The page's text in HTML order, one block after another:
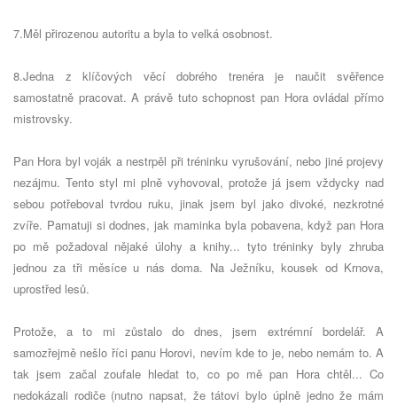
7.Měl přirozenou autoritu a byla to velká osobnost.
8.Jedna z klíčových věcí dobrého trenéra je naučit svěřence
samostatně pracovat. A právě tuto schopnost pan Hora ovládal přímo
mistrovsky.
Pan Hora byl voják a nestrpěl při tréninku vyrušování, nebo jiné projevy
nezájmu. Tento styl mi plně vyhovoval, protože já jsem vždycky nad
sebou potřeboval tvrdou ruku, jinak jsem byl jako divoké, nezkrotné
zvíře. Pamatuji si dodnes, jak maminka byla pobavena, když pan Hora
po mě požadoval nějaké úlohy a knihy... tyto tréninky byly zhruba
jednou za tři měsíce u nás doma. Na Ježníku, kousek od Krnova,
uprostřed lesů.
Protože, a to mi zůstalo do dnes, jsem extrémní bordelář. A
samozřejmě nešlo říci panu Horovi, nevím kde to je, nebo nemám to. A
tak jsem začal zoufale hledat to, co po mě pan Hora chtěl... Co
nedokázali rodiče (nutno napsat, že tátovi bylo úplně jedno že mám